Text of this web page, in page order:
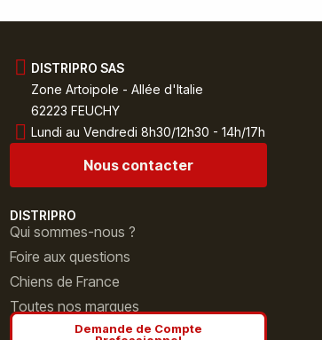
DISTRIPRO SAS
Zone Artoipole - Allée d'Italie
62223 FEUCHY
Lundi au Vendredi 8h30/12h30 - 14h/17h
Nous contacter
DISTRIPRO
Qui sommes-nous ?
Foire aux questions
Chiens de France
Toutes nos marques
Demande de Compte